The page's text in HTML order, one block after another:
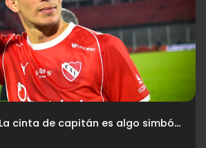
Iván Marcone: "La cinta de capitán es algo simbólico"